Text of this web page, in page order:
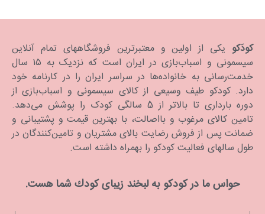
کودَکو یکی از اولین و معتبرترین فروشگاههای تمام آنلاین
سیسمونی و اسباب‌بازی در ایران است که نزدیک به ۱۵ سال
خدمت‌رسانی به خانواده‌ها در سراسر ایران را در کارنامه خود
دارد. كودكو طیف وسیعی از کالای سیسمونی و اسباب‌بازی از
دوره بارداری تا بالاتر از 5 سالگی کودک را پوشش می‌دهد.
تامین کالای مرغوب و بااصالت، با بهترین قیمت و پشتیبانی و
ضمانت پس از فروش رضایت بالای مشتریان و تامین‌کنندگان در
طول سالهای فعالیت کودکو را بهمراه داشته است.
حواس ما در كودكو به لبخند زیبای كودك شما هست.